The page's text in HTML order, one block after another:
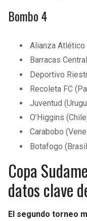
Bombo 4
Alianza Atlético
Barracas
Deportivo
Recoleta FC
Juventud
O’Higgins
Carabobo
Botafogo
Copa
datos clave
El segundo torneo